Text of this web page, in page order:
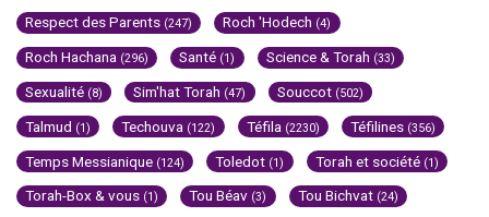
Respect des Parents (247) Roch 'Hodech (4)
Roch Hachana (296) Santé (1) Science & Torah (33)
Sexualité (8) Sim'hat Torah (47) Souccot (502)
Talmud (1) Techouva (122) Téfila (2230) Téfilines (356)
Temps Messianique (124) Toledot (1) Torah et société (1)
Torah-Box & vous (1) Tou Béav (3) Tou Bichvat (24)